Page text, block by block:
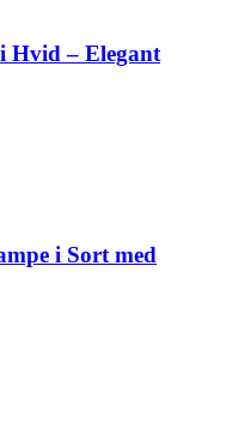
Hvid – Elegant
i Sort med